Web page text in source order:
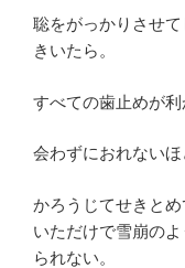
聡をがっかりさせ
きいたら。
すべての歯止めが利
会わずにおれない
かろうじてせきと
いただけで雪崩の
られない。